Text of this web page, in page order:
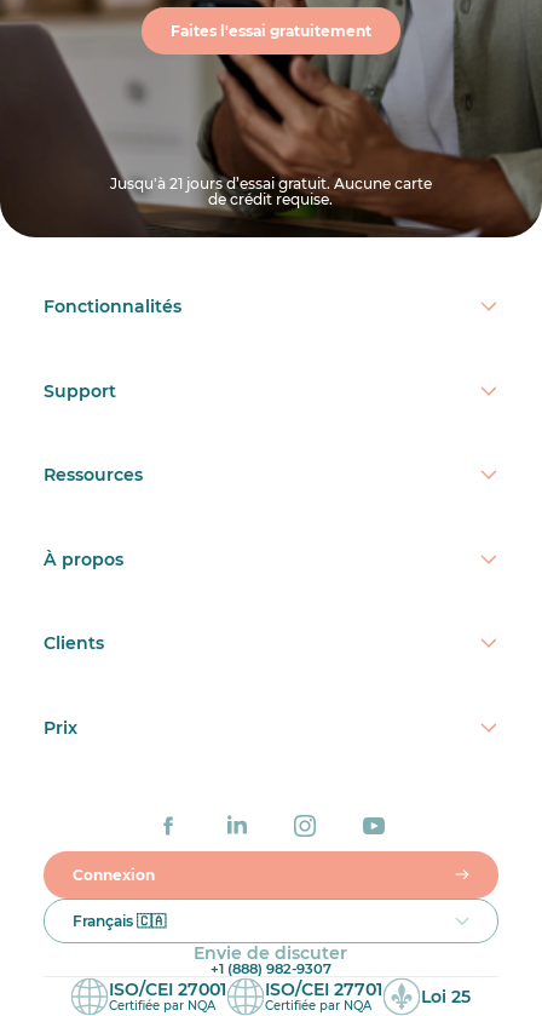
Faites l'essai gratuitement
Jusqu'à 21 jours d’essai gratuit. Aucune carte
de crédit requise.
Fonctionnalités
Support
Ressources
À propos
Clients
Prix
Connexion
Français 🇨🇦
Envie de discuter
+1 (888) 982-9307
ISO/CEI 27001
Certifiée par NQA
ISO/CEI 27701
Certifiée par NQA Loi 25